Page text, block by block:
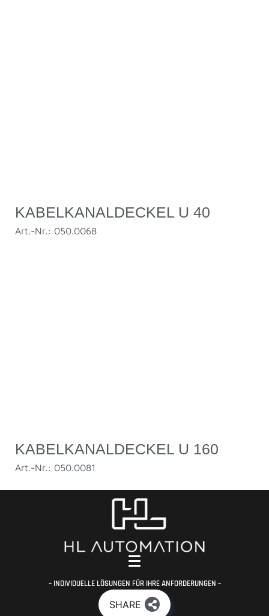
KABELKANALDECKEL U 40
Art.-Nr.: 050.0068
KABELKANALDECKEL U 160
Art.-Nr.: 050.0081
– INDIVIDUELLE LÖSUNGEN FÜR IHRE ANFORDERUNGEN –
SHARE